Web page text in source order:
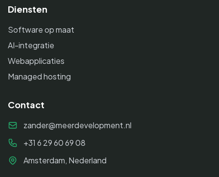
Diensten
Software op maat
AI-integratie
Webapplicaties
Managed hosting
Contact
zander@meerdevelopment.nl
+31 6 29 60 69 08
Amsterdam, Nederland